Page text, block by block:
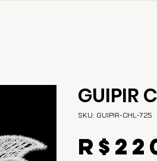
GUIPIR
SKU: GUIPIR-CHL-725